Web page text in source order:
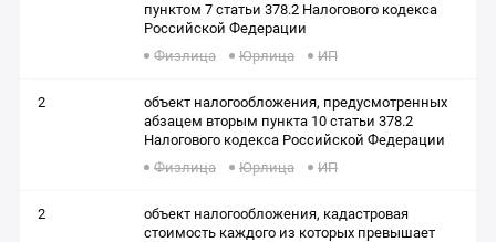
пунктом 7 статьи 378.2 Налогового кодекса
Российской Федерации
Физлица
Юрлица ИП
2
объект налогообложения, предусмотренных
абзацем вторым пункта 10 статьи 378.2
Налогового кодекса Российской Федерации
Физлица
Юрлица ИП
2
объект налогообложения, кадастровая
стоимость каждого из которых превышает